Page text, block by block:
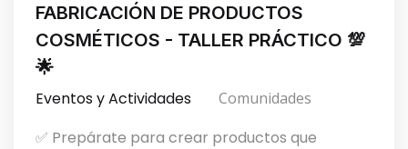
FABRICACIÓN DE PRODUCTOS
COSMÉTICOS - TALLER PRÁCTICO 💯
🌟
Eventos y Actividades Comunidades
✅ Prepárate para crear productos que